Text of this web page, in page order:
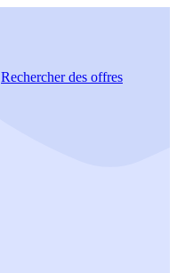
Rechercherdes offres